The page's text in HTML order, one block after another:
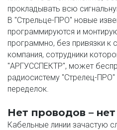
прокладывать всю
В "Стрельце-ПРО" новые
программируются и
программно, без привязки к
компания, сотрудники
"АРГУССПЕКТР", может
радиосистему "Стрелец-
переделок.
Нет проводов –
Кабельные линии зачастую